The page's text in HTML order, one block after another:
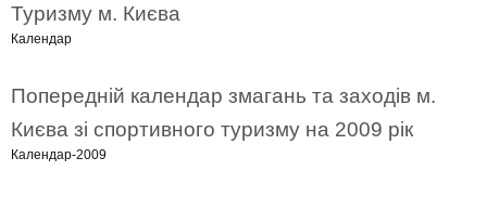
Туризму м. Києва
Календар
Попередній календар змагань та заходів м.
Києва зі спортивного туризму на 2009 рік
Календар-2009